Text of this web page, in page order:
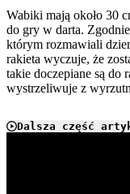
Wabiki mają około 30
do gry w darta.
którym rozmawiali
rakieta wyczuje, że
takie doczepiane są do
wystrzeliwuje z
Dalsza część